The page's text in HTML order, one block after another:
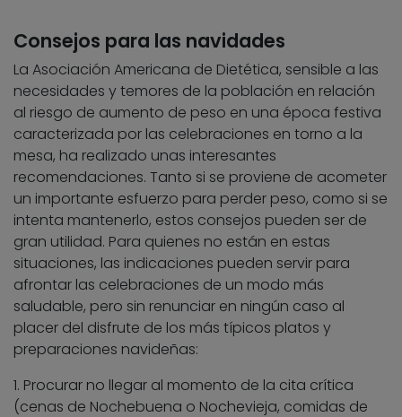
Consejos para las navidades
La Asociación Americana de Dietética, sensible a las
necesidades y temores de la población en relación
al riesgo de aumento de peso en una época festiva
caracterizada por las celebraciones en torno a la
mesa, ha realizado unas interesantes
recomendaciones. Tanto si se proviene de acometer
un importante esfuerzo para perder peso, como si se
intenta mantenerlo, estos consejos pueden ser de
gran utilidad. Para quienes no están en estas
situaciones, las indicaciones pueden servir para
afrontar las celebraciones de un modo más
saludable, pero sin renunciar en ningún caso al
placer del disfrute de los más típicos platos y
preparaciones navideñas:
1. Procurar no llegar al momento de la cita crítica
(cenas de Nochebuena o Nochevieja, comidas de